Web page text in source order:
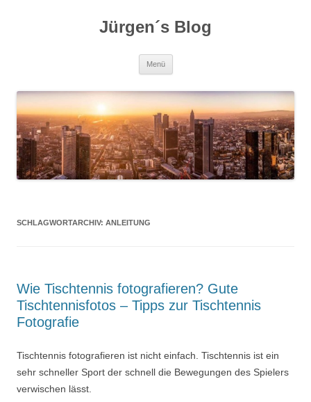
Jürgen´s Blog
Menü
SCHLAGWORTARCHIV: ANLEITUNG
Wie Tischtennis fotografieren? Gute
Tischtennisfotos – Tipps zur Tischtennis
Fotografie
Tischtennis fotografieren ist nicht einfach. Tischtennis ist ein
sehr schneller Sport der schnell die Bewegungen des Spielers
verwischen lässt.